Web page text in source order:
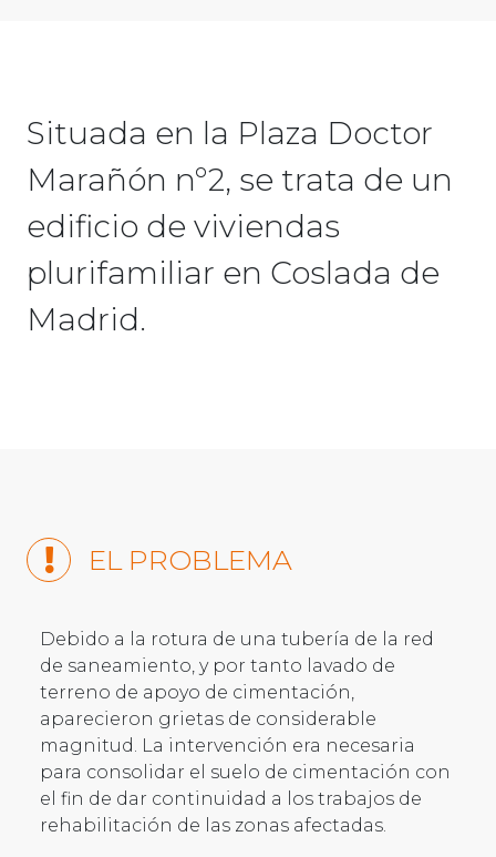
Situada en la Plaza Doctor
Marañón nº2, se trata de un
edificio de viviendas
plurifamiliar en Coslada de
Madrid.
EL PROBLEMA
Debido a la rotura de una tubería de la red
de saneamiento, y por tanto lavado de
terreno de apoyo de cimentación,
aparecieron grietas de considerable
magnitud. La intervención era necesaria
para consolidar el suelo de cimentación con
el fin de dar continuidad a los trabajos de
rehabilitación de las zonas afectadas.